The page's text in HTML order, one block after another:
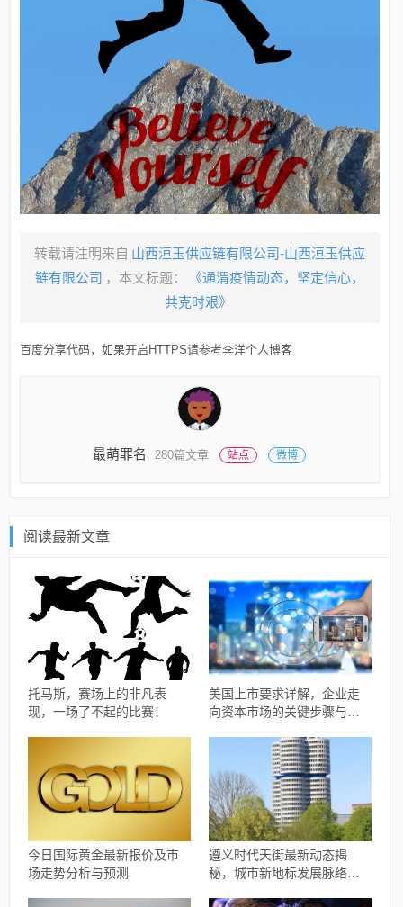
转载请注明来自 山西洹玉供应链有限公司-山西洹玉供应
链有限公司 ，本文标题：
《通渭疫情动态，坚定信心，
共克时艰》
百度分享代码，如果开启HTTPS请参考李洋个人博客
最萌罪名 280篇文章 站点 微博
阅读最新文章
托马斯，赛场上的非凡表
现，一场了不起的比赛！
美国上市要求详解，企业走
向资本市场的关键步骤与要
今日国际黄金最新报价及市
场走势分析与预测
遵义时代天街最新动态揭
秘，城市新地标发展脉络与